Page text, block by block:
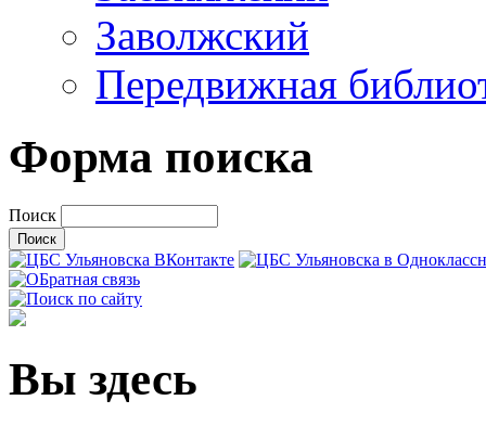
Заволжский
Передвижная
Форма поиска
Поиск
Вы здесь